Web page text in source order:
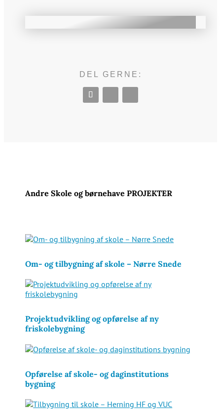
DEL GERNE:
Andre Skole og børnehave PROJEKTER
Om- og tilbygning af skole – Nørre Snede
Projektudvikling og opførelse af ny
friskolebygning
Opførelse af skole- og daginstitutions
bygning